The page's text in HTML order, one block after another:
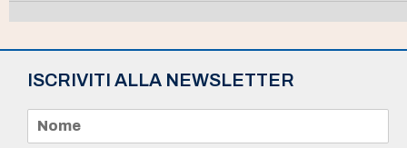
ISCRIVITI ALLA NEWSLETTER
m